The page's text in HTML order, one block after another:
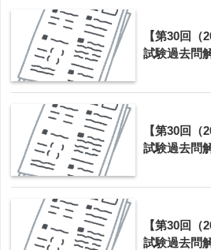
【第30回
試験過去問
【第30回
試験過去問
【第30回
試験過去問